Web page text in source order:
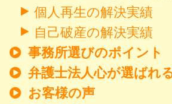
個人再生の解決実績
自己破産の解決実績
事務所選びのポイント
弁護士法人心が選ばれ
お客様の声